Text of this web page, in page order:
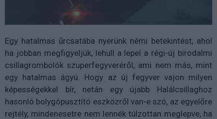
Egy hatalmas űrcsatába nyerünk némi betekintést, ahol
ha jobban megfigyeljük, lehull a lepel a régi-új birodalmi
csillagrombolók szuperfegyveréről, ami nem más, mint
egy hatalmas ágyú. Hogy az új fegyver vajon milyen
képességekkel bír, netán egy újabb Halálcsillaghoz
hasonló bolygópusztító eszközről van-e szó, az egyelőre
rejtély, mindenesetre nem lennék túlzottan meglepve, ha